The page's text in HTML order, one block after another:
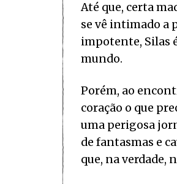
Até que, certa
se vê intimado a
impotente, Silas
mundo.
Porém, ao
coração o que
uma perigosa
de fantasmas e
que, na verdade,